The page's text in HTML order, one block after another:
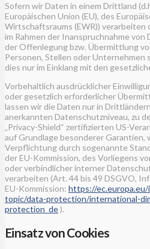
Sofern wir Daten in einem Drittland
Europäischen Union (EU), des
Wirtschaftsraums (EWR)) verarbeiten
im Rahmen der Inanspruchnahme
der Offenlegung bzw. Übermittlung
Personen, Stellen oder
dies nur im Einklang mit den
Vorbehaltlich ausdrücklicher
oder gesetzlich erforderlicher
lassen wir die Daten nur in
anerkannten Datenschutzniveau, zu
„Privacy-Shield“ zertifizierten US-
auf Grundlage besonderer Garantien,
Verpflichtung durch sogenannte
der EU-Kommission, des Vorliegens
oder verbindlicher interner
verarbeiten (Art. 44 bis 49 DSGVO,
EU-Kommission: https://
topic/data-protection/international-
protection_de).
Einsatz von Cookies